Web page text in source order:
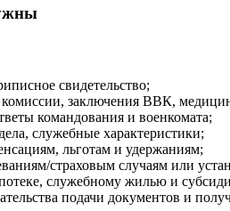
свидетельство;
заключения ВВК,
командования и военкомата;
служебные характеристики;
льготам и удержаниям;
страховым случаям или
служебному жилью и
подачи документов и